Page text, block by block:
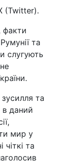
(Twitter).
факти
та
слугують
та
в даний
мир у
чіткі та